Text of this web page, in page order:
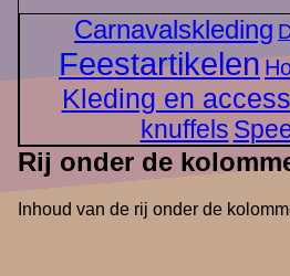
Carnavalskleding
Feestartikelen
Kleding en
knuffels
Rij onder de
Inhoud van de rij onder de